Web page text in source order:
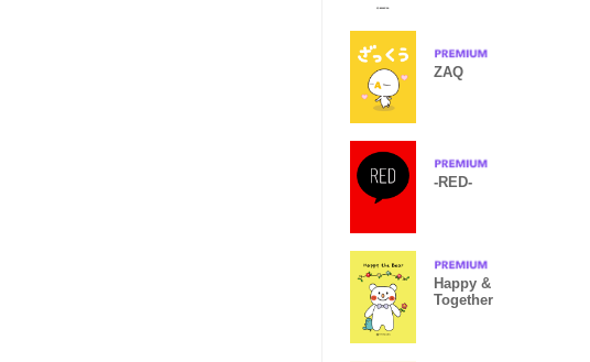
ZAQ
-RED-
Happy &
Together